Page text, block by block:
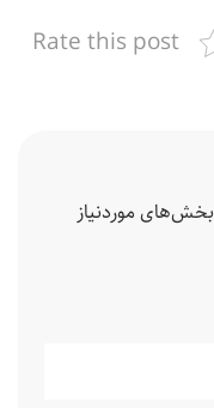
Rate this post
بخش‌های موردنیاز